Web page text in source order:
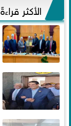
الأكثر قراءةً